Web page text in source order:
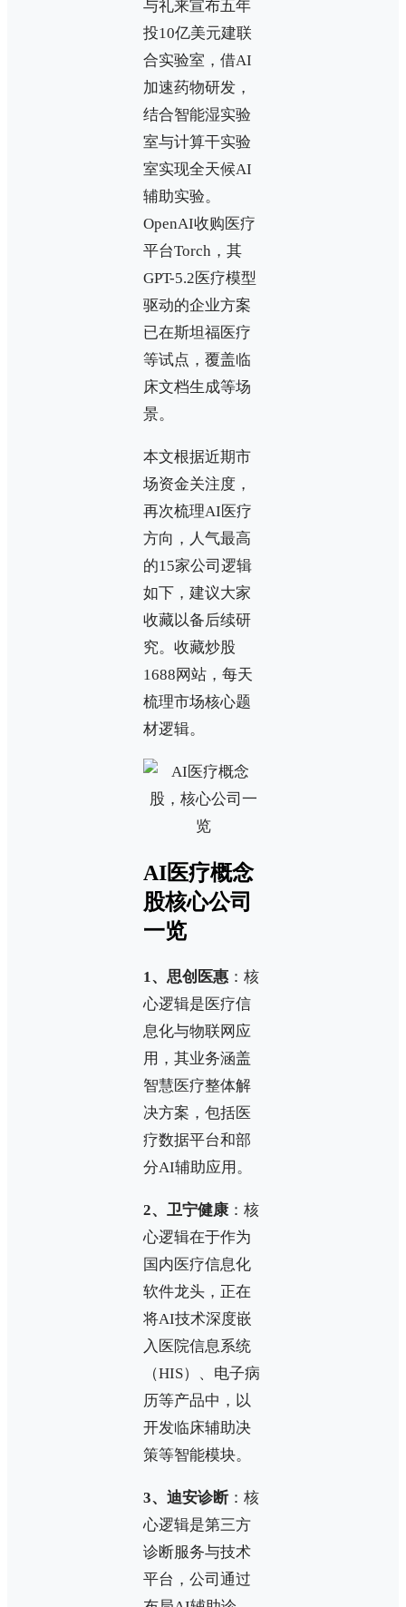
与礼来宣布五年
投10亿美元建联
合实验室，借AI
加速药物研发，
结合智能湿实验
室与计算干实验
室实现全天候AI
辅助实验。
OpenAI收购医疗
平台Torch，其
GPT-5.2医疗模型
驱动的企业方案
已在斯坦福医疗
等试点，覆盖临
床文档生成等场
景。
本文根据近期市
场资金关注度，
再次梳理AI医疗
方向，人气最高
的15家公司逻辑
如下，建议大家
收藏以备后续研
究。收藏炒股
1688网站，每天
梳理市场核心题
材逻辑。
AI医疗概念
股核心公司
一览
1、思创医惠 ：核
心逻辑是医疗信
息化与物联网应
用，其业务涵盖
智慧医疗整体解
决方案，包括医
疗数据平台和部
分AI辅助应用。
2、卫宁健康 ：核
心逻辑在于作为
国内医疗信息化
软件龙头，正在
将AI技术深度嵌
入医院信息系统
（HIS）、电子病
历等产品中，以
开发临床辅助决
策等智能模块。
3、迪安诊断：核
心逻辑是第三方
诊断服务与技术
平台，公司通过